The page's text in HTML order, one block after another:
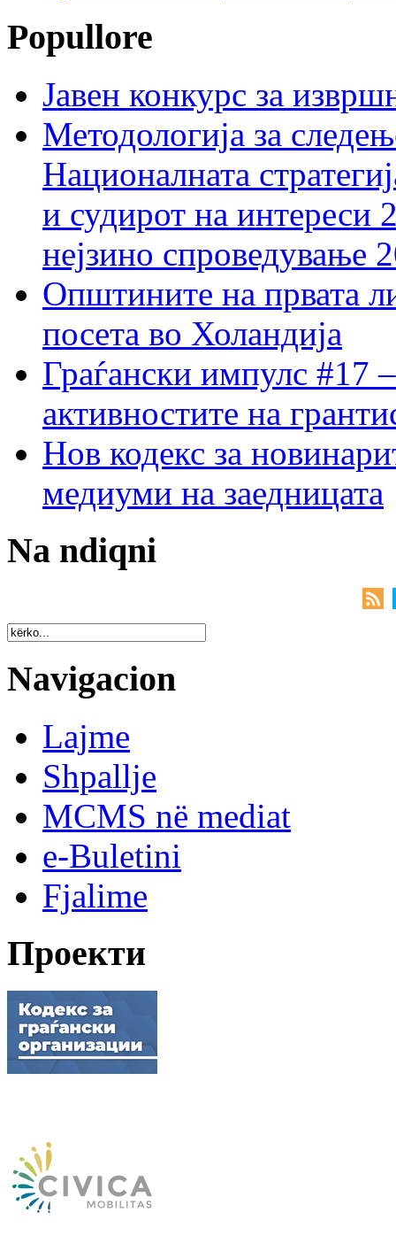
Popullore
Јавен конкурс за
Методологија за
Националната
и судирот на интереси
нејзино спроведување
Општините на првата
посета во Холандија
Граѓански импулс #17
активностите на
Нов кодекс за
медиуми на заедницата
Na ndiqni
Navigacion
Lajme
Shpallje
MCMS në mediat
e-Buletini
Fjalime
Проекти